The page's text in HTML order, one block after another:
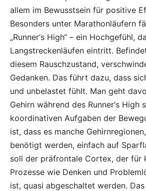
allem im Bewusstsein für positive
Besonders unter Marathonläufern
„Runner‘s High“ – ein Hochgefühl,
Langstreckenläufen eintritt.
diesem Rauschzustand,
Gedanken. Das führt dazu, dass
und unbelastet fühlt. Man geht
Gehirn während des Runner‘s High
koordinativen Aufgaben der
ist, dass es manche
benötigt werden, einfach auf
soll der präfrontale Cortex, der für
Prozesse wie Denken und
ist, quasi abgeschaltet werden.